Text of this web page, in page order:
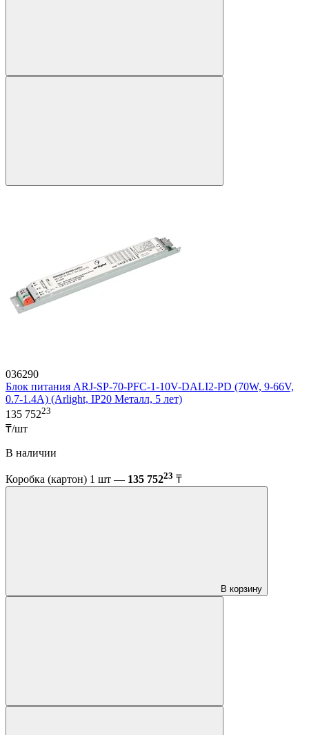
036290
Блок питания ARJ-SP-70-PFC-1-10V-DALI2-PD (70W, 9-66V,
0.7-1.4A) (Arlight, IP20 Металл, 5 лет)
135 75223
₸/шт
В наличии
Коробка (картон) 1 шт — 135 75223 ₸
В корзину